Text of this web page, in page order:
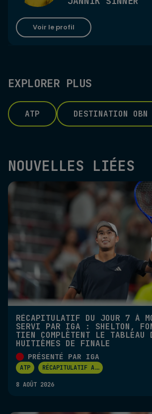
Voir le profil
EXPLORER PLUS
ATP DESTINATION OBN
NOUVELLES LIÉES
RÉCAPITULATIF DU JOUR 7 À
SERVI PAR IGA : SHELTON,
TIEN COMPLÈTENT LE TABLEAU
HUITIÈMES DE FINALE
PRÉSENTÉ PAR IGA
ATP RÉCAPITULATIF A...
8 AOÛT 2026